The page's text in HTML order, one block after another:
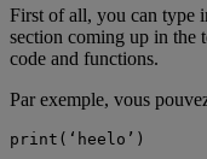
First of all, you can type
section coming up in the
code and functions.
Par exemple, vous
print(‘heelo’)